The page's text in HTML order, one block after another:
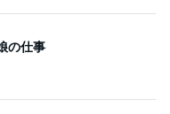
の仕事